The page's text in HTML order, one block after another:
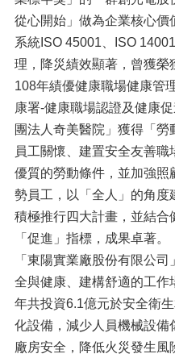
從心開始」做為企業核心價
系統ISO 45001、ISO
理，降災績效顯著，曾獲榮
108年績優健康職場健康管
康署-健康職場認證及健康
團法人奇美醫院」獲得「
員工關懷、建置安全友善
優質的勞動條件，並加強照
勢員工，以「全人」的角度
積極推行四大計畫，並結
「促進」指標，成果卓著
「東陽實業廠股份有限公
全與健康、建構舒適的工
年共投資6.1億元於安全衛
化設備，減少人員機械設
廠房安全，降低火災發生風